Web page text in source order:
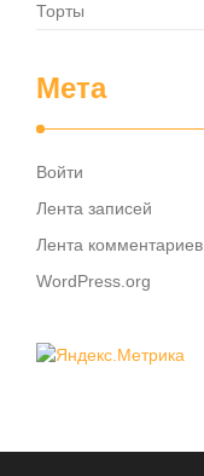
Торты
Мета
Войти
Лента записей
Лента комментариев
WordPress.org